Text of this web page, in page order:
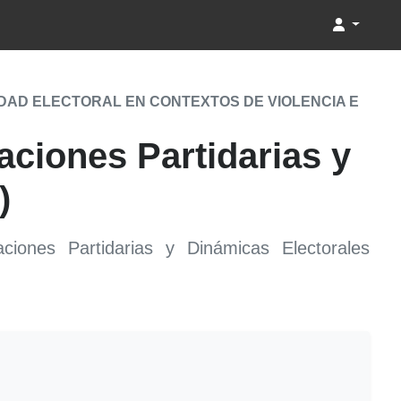
ELECTORAL EN CONTEXTOS DE VIOLENCIA E
Partidarias y
Partidarias y Dinámicas Electorales